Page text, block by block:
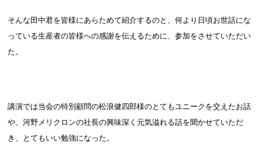
そんな田中君を皆様にあらためて紹介するのと、何より日頃お世話にな
っている生産者の皆様への感謝を伝えるために、参加をさせていただい
た。
講演では当会の特別顧問の松浪健四郎様のとてもユニークを交えたお話
や、河野メリクロンの社長の興味深く元気溢れる話を聞かせていただ
き、とてもいい勉強になった。